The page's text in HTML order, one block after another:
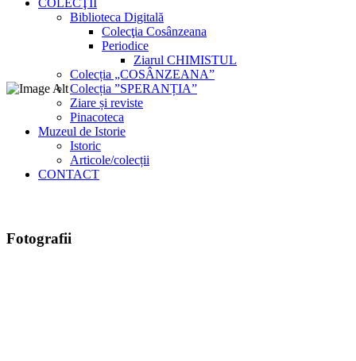
COLECŢII
Biblioteca Digitală
Colecţia Cosânzeana
Periodice
Ziarul CHIMISTUL
Colecția „COSÂNZEANA”
Colecția ”SPERANȚIA”
Ziare și reviste
Pinacoteca
Muzeul de Istorie
Istoric
Articole/colecții
CONTACT
Fotografii